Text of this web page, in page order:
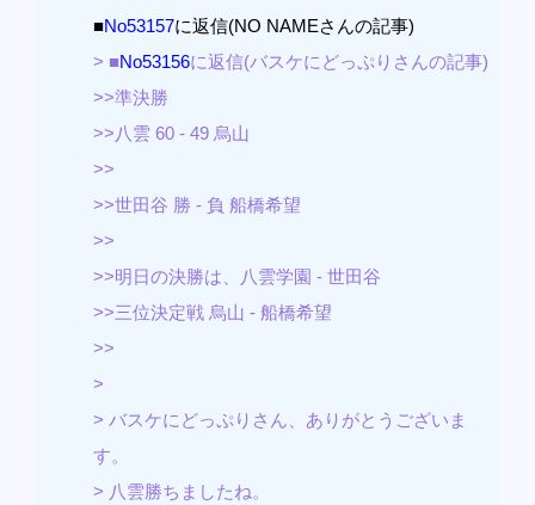
■No53157に返信(NO NAMEさんの記事)
> ■No53156に返信(バスケにどっぷりさんの記事)
>>準決勝
>>八雲 60 - 49 烏山
>>
>>世田谷 勝 - 負 船橋希望
>>
>>明日の決勝は、八雲学園 - 世田谷
>>三位決定戦 烏山 - 船橋希望
>>
>
> バスケにどっぷりさん、ありがとうございま
す。
> 八雲勝ちましたね。